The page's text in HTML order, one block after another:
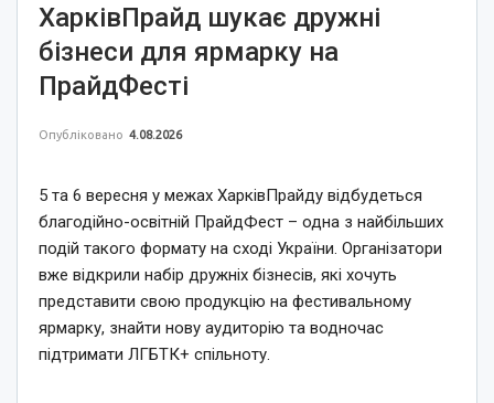
ХарківПрайд шукає дружні
бізнеси для ярмарку на
ПрайдФесті
Опубліковано 4.08.2026
5 та 6 вересня у межах ХарківПрайду відбудеться
благодійно-освітній ПрайдФест – одна з найбільших
подій такого формату на сході України. Організатори
вже відкрили набір дружніх бізнесів, які хочуть
представити свою продукцію на фестивальному
ярмарку, знайти нову аудиторію та водночас
підтримати ЛГБТК+ спільноту.